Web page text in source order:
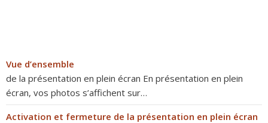
Vue d’ensemble
de la présentation en plein écran En présentation en plein
écran, vos photos s’affichent sur…
Activation et fermeture de la présentation en plein écran